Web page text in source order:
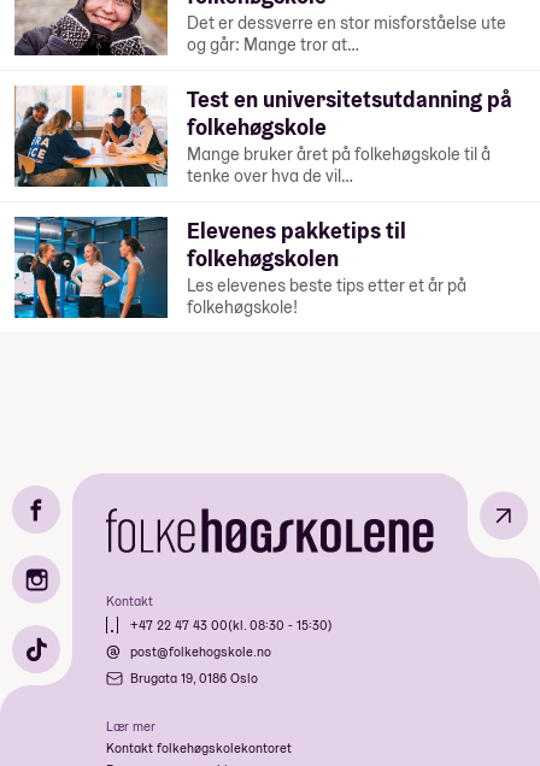
Det er dessverre en stor misforståelse ute
og går: Mange tror at…
Test en universitetsutdanning på
folkehøgskole
Mange bruker året på folkehøgskole til å
tenke over hva de vil…
Elevenes pakketips til
folkehøgskolen
Les elevenes beste tips etter et år på
folkehøgskole!
Kontakt
+47 22 47 43 00(kl. 08:30 - 15:30)
post@folkehogskole.no
Brugata 19, 0186 Oslo
Lær mer
Kontakt folkehøgskolekontoret
↗